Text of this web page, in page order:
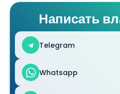
Написать
Telegram
Whatsapp